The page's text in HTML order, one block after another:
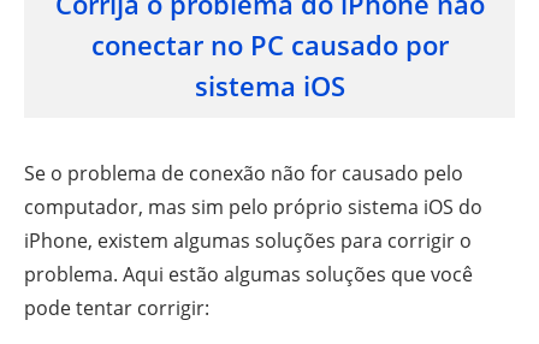
conectar no PC causado por
sistema iOS
Se o problema de conexão não for causado pelo
computador, mas sim pelo próprio sistema iOS do
iPhone, existem algumas soluções para corrigir o
problema. Aqui estão algumas soluções que você
pode tentar corrigir: